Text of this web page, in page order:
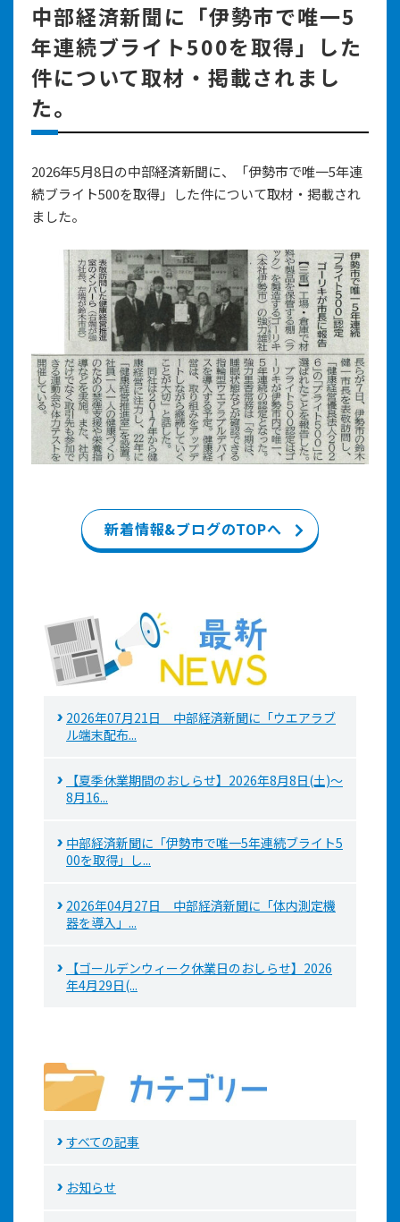
中部経済新聞に「伊勢市で唯一5
年連続ブライト500を取得」した
件について取材・掲載されまし
た。
2026年5月8日の中部経済新聞に、「伊勢市で唯一5年連
続ブライト500を取得」した件について取材・掲載され
ました。
新着情報&ブログのTOPへ
2026年07月21日 中部経済新聞に「ウエアラブ
ル端末配布...
【夏季休業期間のおしらせ】2026年8月8日(土)～
8月16...
中部経済新聞に「伊勢市で唯一5年連続ブライト5
00を取得」し...
2026年04月27日 中部経済新聞に「体内測定機
器を導入」...
【ゴールデンウィーク休業日のおしらせ】2026
年4月29日(...
すべての記事
お知らせ